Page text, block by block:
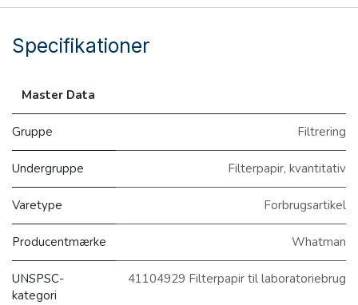
Specifikationer
Master Data
Gruppe Filtrering
Undergruppe Filterpapir, kvantitativ
Varetype Forbrugsartikel
Producentmærke Whatman
UNSPSC-
kategori
41104929 Filterpapir til laboratoriebrug